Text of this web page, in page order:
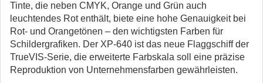
Tinte, die neben CMYK, Orange und Grün auch
leuchtendes Rot enthält, biete eine hohe Genauigkeit bei
Rot- und Orangetönen – den wichtigsten Farben für
Schildergrafiken. Der XP-640 ist das neue Flaggschiff der
TrueVIS-Serie, die erweiterte Farbskala soll eine präzise
Reproduktion von Unternehmensfarben gewährleisten.